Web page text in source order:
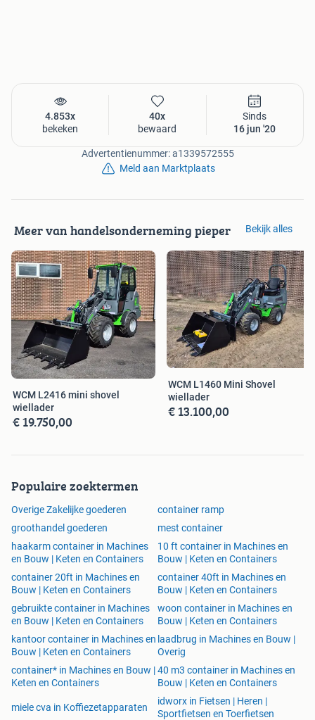
4.853x
bekeken
40x
bewaard
Sinds
16 jun '20
Advertentienummer: a1339572555
Meld aan Marktplaats
Meer van handelsonderneming pieper Bekijk alles
WCM L2416 mini shovel
wiellader
€ 19.750,00
WCM L1460 Mini Shovel
wiellader
€ 13.100,00
Populaire zoektermen
Overige Zakelijke goederen
container ramp
groothandel goederen
mest container
haakarm container in Machines
en Bouw | Keten en Containers
10 ft container in Machines en
Bouw | Keten en Containers
container 20ft in Machines en
Bouw | Keten en Containers
container 40ft in Machines en
Bouw | Keten en Containers
gebruikte container in Machines
en Bouw | Keten en Containers
woon container in Machines en
Bouw | Keten en Containers
kantoor container in Machines en
Bouw | Keten en Containers
laadbrug in Machines en Bouw |
Overig
container* in Machines en Bouw |
Keten en Containers
40 m3 container in Machines en
Bouw | Keten en Containers
miele cva in Koffiezetapparaten
idworx in Fietsen | Heren |
Sportfietsen en Toerfietsen